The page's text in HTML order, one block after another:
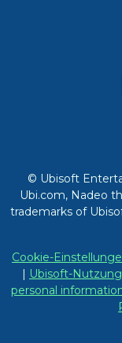
© Ubisoft
Ubi.com, Nadeo
trademarks of
Cookie-
Ubisoft-
personal